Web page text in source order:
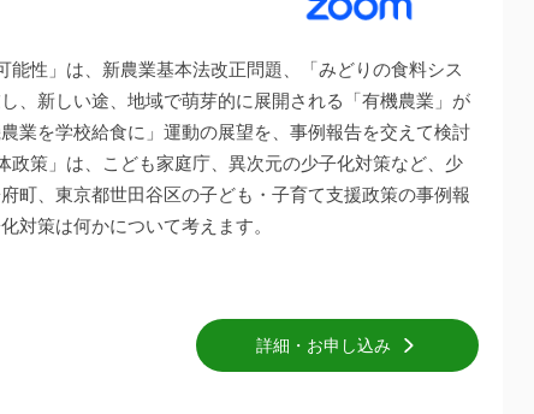
性」は、新農業基本法改正問題、「みどりの食料シス
、新しい途、地域で萌芽的に展開される「有機農業」が
業を学校給食に」運動の展望を、事例報告を交えて検討
政策」は、こども家庭庁、異次元の少子化対策など、少
町、東京都世田谷区の子ども・子育て支援政策の事例報
対策は何かについて考えます。
詳細・お申し込み